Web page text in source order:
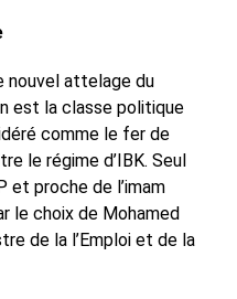
nouvel attelage du
est la classe politique
comme le fer de
le régime d’IBK. Seul
et proche de l’imam
le choix de Mohamed
de la l’Emploi et de la